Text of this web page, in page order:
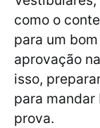
como o
para um
aprovação
isso,
para
prova.